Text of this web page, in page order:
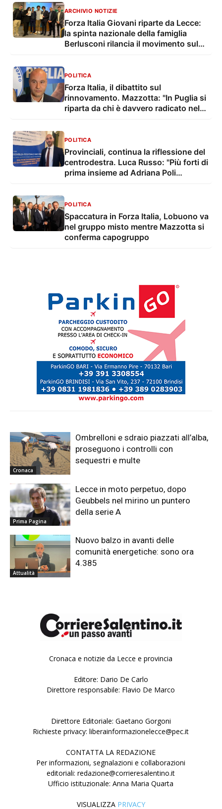
ARCHIVIO NOTIZIE
Forza Italia Giovani riparte da Lecce:
la spinta nazionale della famiglia
Berlusconi rilancia il movimento sul
POLITICA
Forza Italia, il dibattito sul
rinnovamento. Mazzotta: "In Puglia si
riparta da chi è davvero radicato nel
POLITICA
Provinciali, continua la riflessione del
centrodestra. Luca Russo: "Più forti di
prima insieme ad Adriana Poli
POLITICA
Spaccatura in Forza Italia, Lobuono va
nel gruppo misto mentre Mazzotta si
conferma capogruppo
Cronaca
Ombrelloni e sdraio piazzati all’alba,
proseguono i controlli con
sequestri e multe
Prima Pagina
Lecce in moto perpetuo, dopo
Geubbels nel mirino un puntero
della serie A
Attualità
Nuovo balzo in avanti delle
comunità energetiche: sono ora
4.385
Cronaca e notizie da Lecce e provincia
Editore: Dario De Carlo
Direttore responsabile: Flavio De Marco
Direttore Editoriale: Gaetano Gorgoni
Richieste privacy: liberainformazionelecce@pec.it
CONTATTA LA REDAZIONE
Per informazioni, segnalazioni e collaborazioni
editoriali: redazione@corrieresalentino.it
Ufficio istituzionale: Anna Maria Quarta
VISUALIZZA PRIVACY